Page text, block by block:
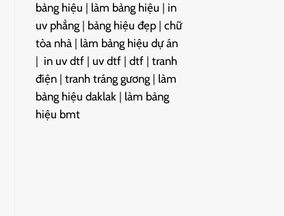
bảng hiệu | làm bảng hiệu | in
uv phẳng| bảng hiệu đẹp| chữ
tòa nhà| làm bảng hiệu dự án
| in uv dtf| uv dtf| dtf| tranh
điện| tranh tráng gương| làm
bảng hiệu daklak| làm bảng
hiệu bmt